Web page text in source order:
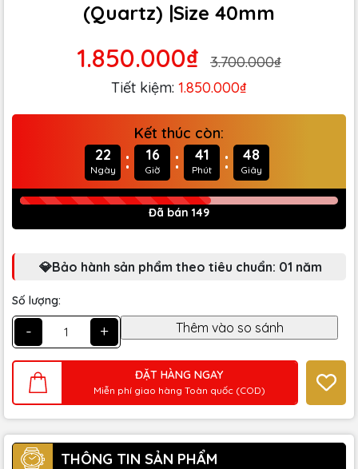
(Quartz) |Size 40mm
1.850.000₫
3.700.000₫
Tiết kiệm: 1.850.000₫
Kết thúc còn:
22
Ngày : 16
Giờ : 41
Phút : 47
Giây
Đã bán 149
💎Bảo hành sản phẩm theo tiêu chuẩn: 01 năm
Số lượng:
- +
ĐẶT HÀNG NGAY
Miễn phí giao hàng Toàn quốc (COD)
THÔNG TIN SẢN PHẨM